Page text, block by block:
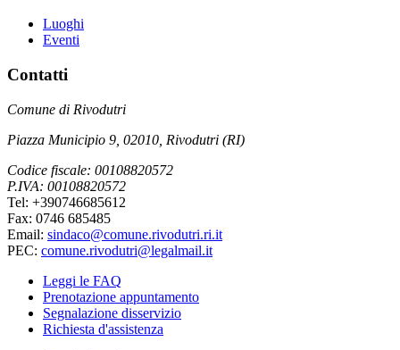
Luoghi
Eventi
Contatti
Comune di Rivodutri
Piazza Municipio 9, 02010, Rivodutri (RI)
Codice fiscale: 00108820572
P.IVA: 00108820572
Tel: +390746685612
Fax: 0746 685485
Email: sindaco@comune.rivodutri.ri.it
PEC: comune.rivodutri@legalmail.it
Leggi le FAQ
Prenotazione appuntamento
Segnalazione disservizio
Richiesta d'assistenza